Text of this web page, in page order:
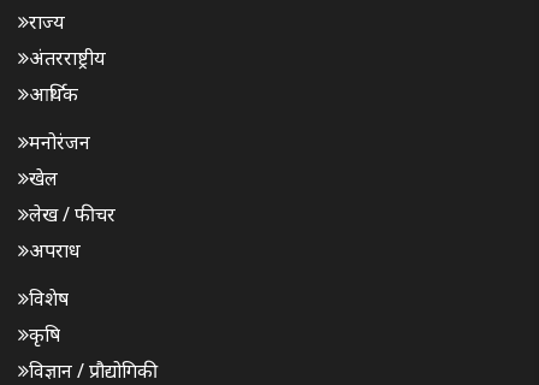
राज्य
अंतरराष्ट्रीय
आर्थिक
मनोरंजन
खेल
लेख / फीचर
अपराध
विशेष
कृषि
विज्ञान / प्रौद्योगिकी